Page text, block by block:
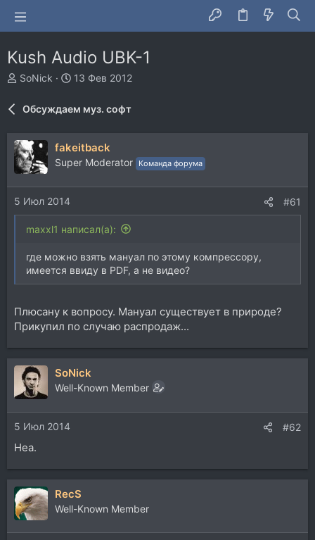
Kush Audio UBK-1
А
т
р
т
е
м
SoNick
Д
н
а
13 Фев 2012
Обсуждаем муз. софт
fakeitback
Super Moderator Команда форума
5 Июл 2014 #61
maxxl1 написал(а):
где можно взять мануал по этому компрессору,
имеется ввиду в PDF, а не видео?
Плюсану к вопросу. Мануал существует в природе?
Прикупил по случаю распродаж...
SoNick
Well-Known Member
5 Июл 2014 #62
Неа.
RecS
Well-Known Member